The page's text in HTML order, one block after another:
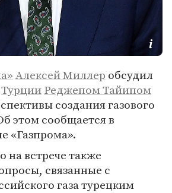
Алексей Миллер обсудил
ТурцииРеджепом Тайипом
создания газового
этом сообщается в
«Газпрома».
на встрече также
связанные с
газа турецким